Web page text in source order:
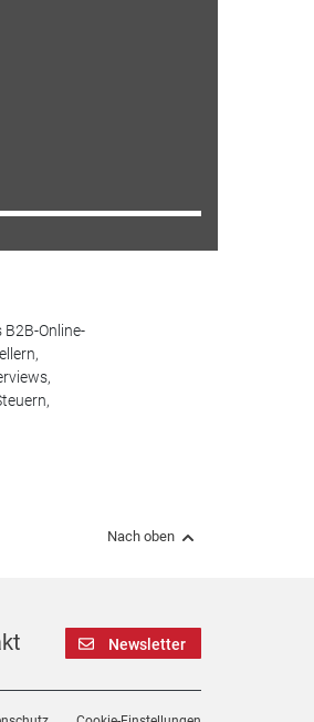
Online-
Nach oben
Newsletter